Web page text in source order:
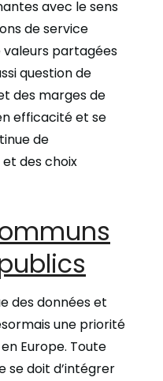
avec le sens
de service
valeurs partagées
question de
des marges de
efficacité et se
de
des choix
des données et
une priorité
Europe. Toute
se doit d’intégrer